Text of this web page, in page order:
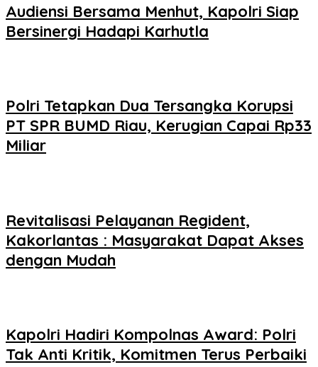
Audiensi Bersama Menhut, Kapolri Siap
Bersinergi Hadapi Karhutla
Polri Tetapkan Dua Tersangka Korupsi
PT SPR BUMD Riau, Kerugian Capai Rp33
Miliar
Revitalisasi Pelayanan Regident,
Kakorlantas : Masyarakat Dapat Akses
dengan Mudah
Kapolri Hadiri Kompolnas Award: Polri
Tak Anti Kritik, Komitmen Terus Perbaiki